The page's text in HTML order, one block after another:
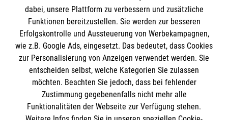
Impressum
Datenschutz
Kontakt
Barrierefreiheit
Die Malteser
Malteser in Deutschland
Malteserorden
Spendenkonto
dabei, unsere Plattform zu verbessern und zusätzliche
Funktionen bereitzustellen. Sie werden zur besseren
Erfolgskontrolle und Aussteuerung von Werbekampagnen,
wie z.B. Google Ads, eingesetzt. Das bedeutet, dass Cookies
zur Personalisierung von Anzeigen verwendet werden. Sie
entscheiden selbst, welche Kategorien Sie zulassen
möchten. Beachten Sie jedoch, dass bei fehlender
Zustimmung gegebenenfalls nicht mehr alle
Funktionalitäten der Webseite zur Verfügung stehen.